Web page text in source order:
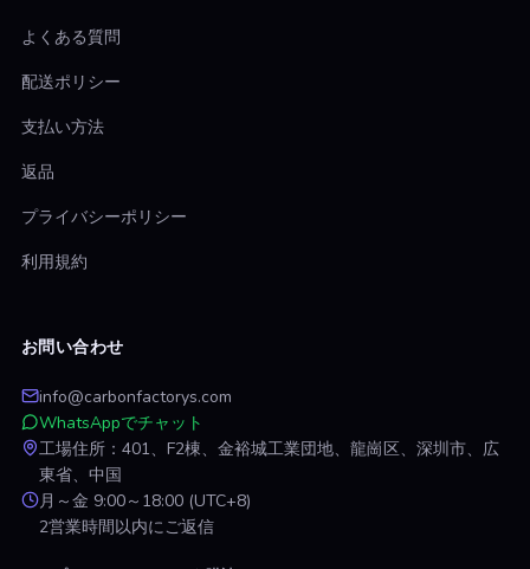
よくある質問
配送ポリシー
支払い方法
返品
プライバシーポリシー
利用規約
お問い合わせ
info@carbonfactorys.com
WhatsAppでチャット
工場住所：401、F2棟、金裕城工業団地、龍崗区、深圳市、広
東省、中国
月～金 9:00～18:00 (UTC+8)
2営業時間以内にご返信